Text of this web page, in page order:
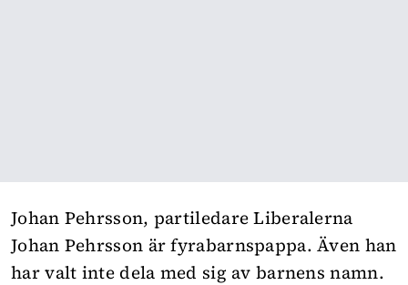
Johan Pehrsson, partiledare Liberalerna
Johan Pehrsson är fyrabarnspappa. Även han
har valt inte dela med sig av barnens namn.